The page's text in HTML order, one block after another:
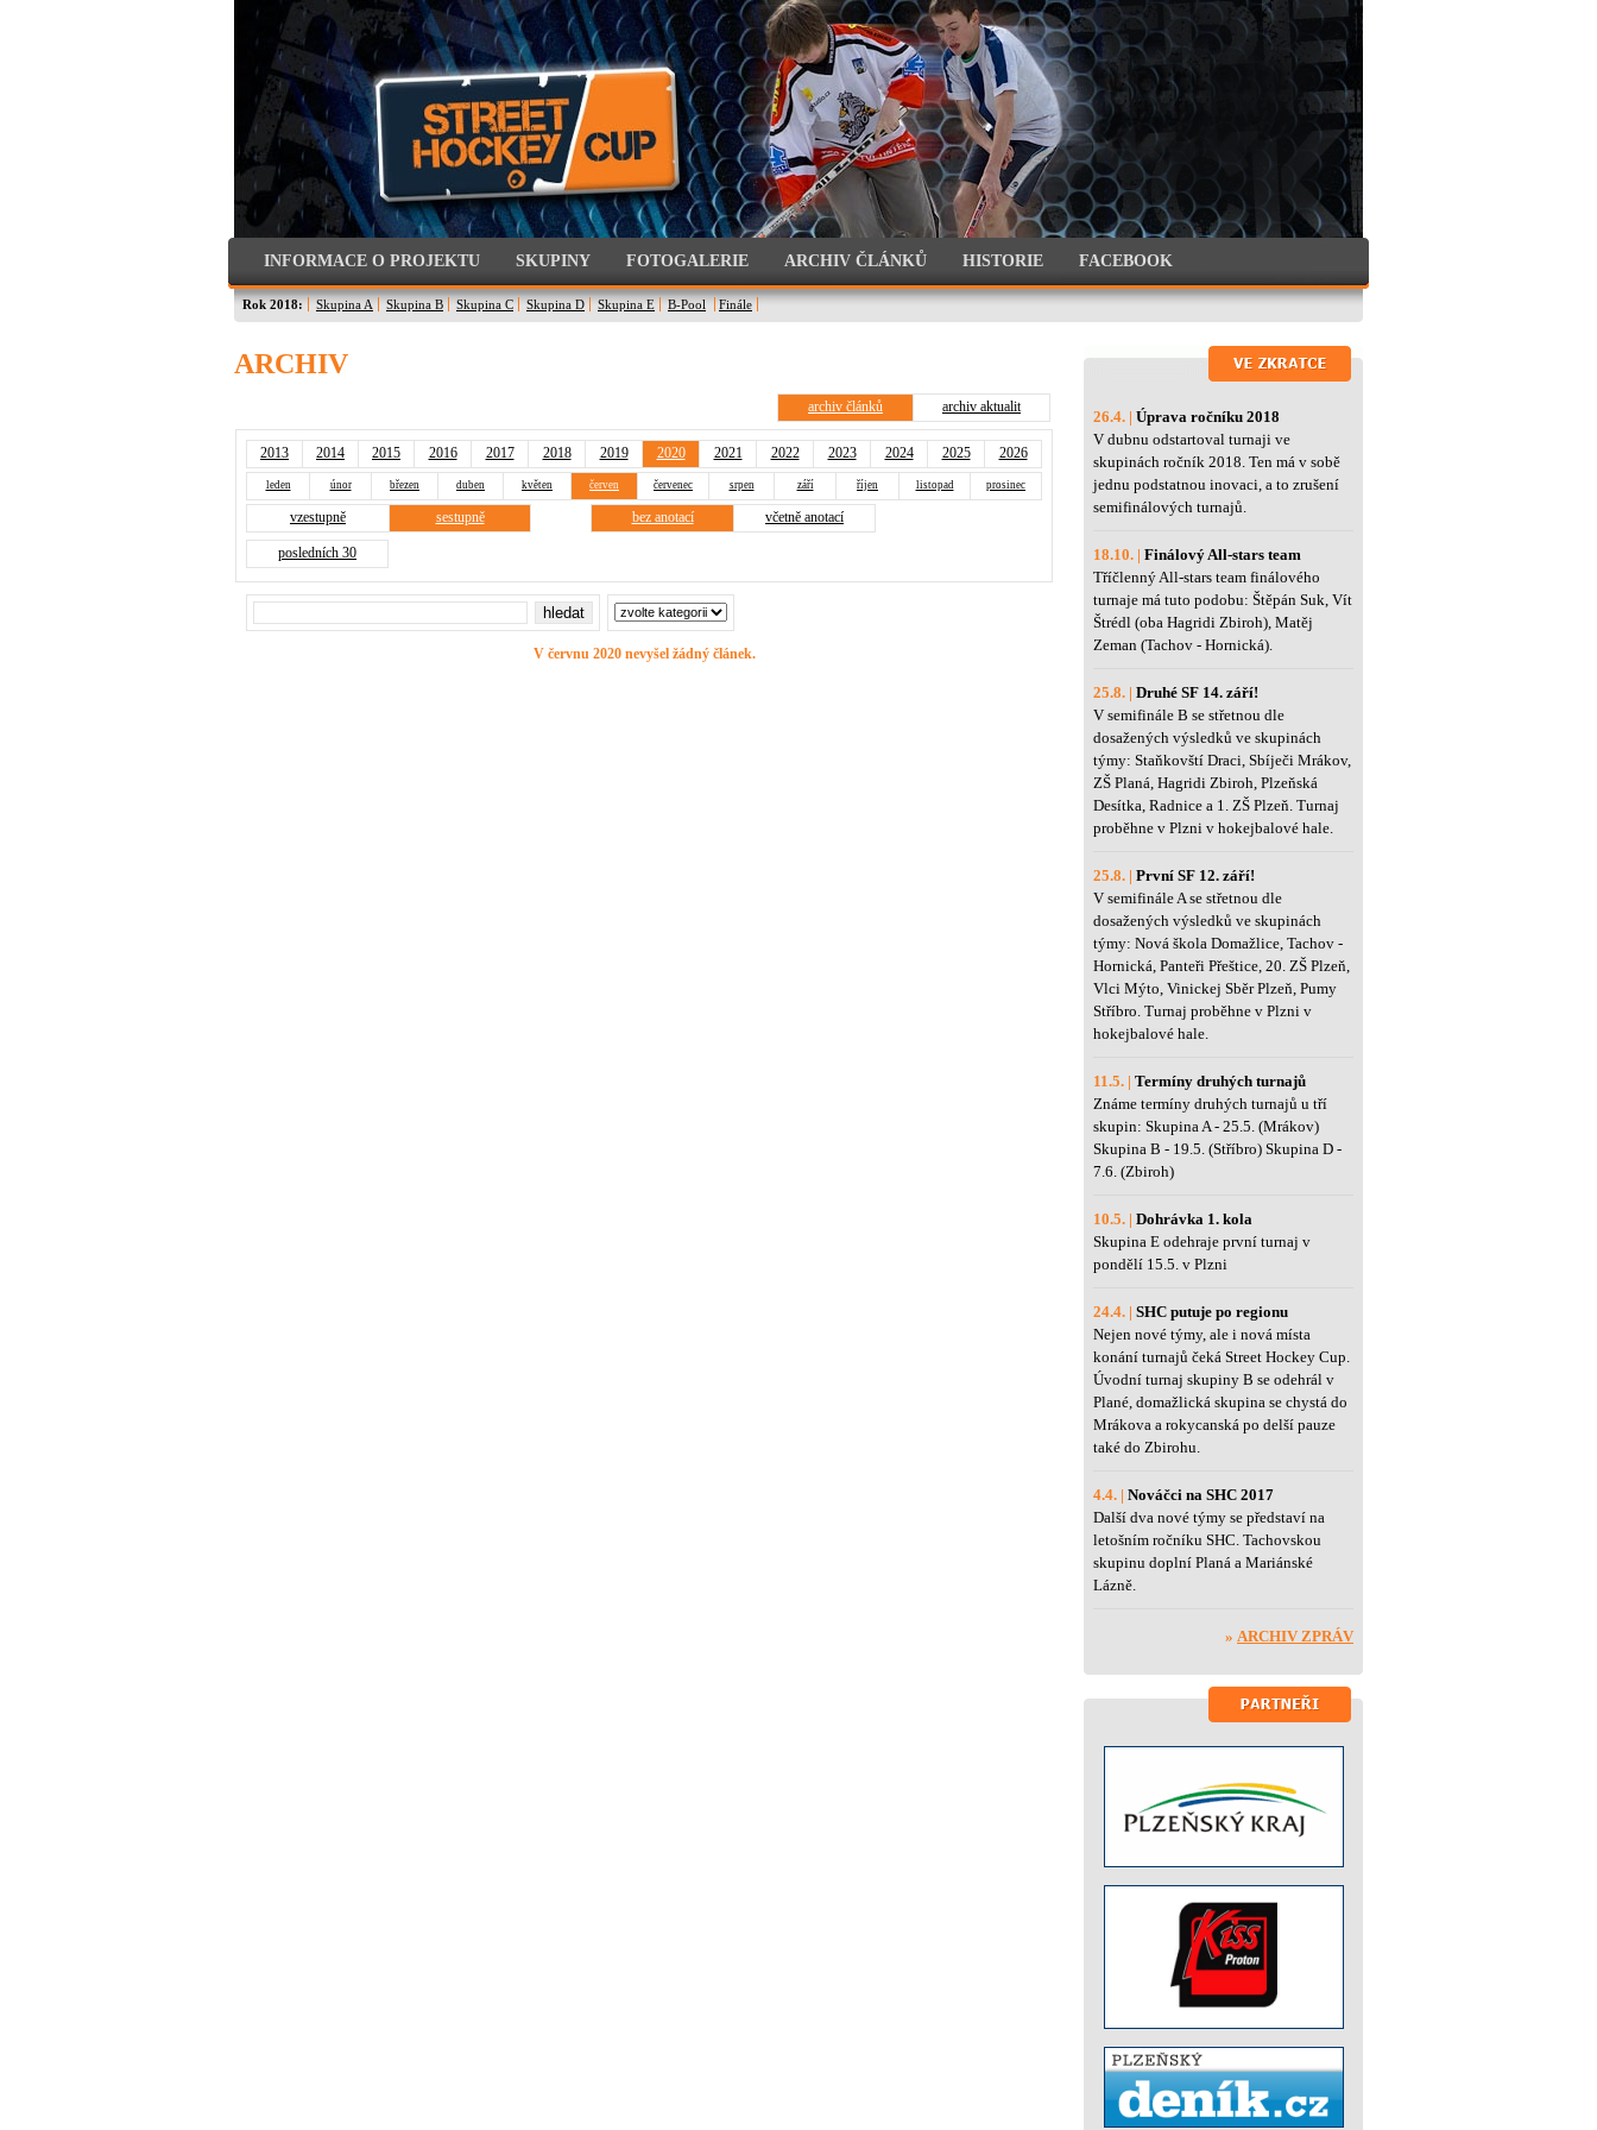
INFORMACE O PROJEKTU SKUPINY FOTOGALERIE ARCHIV ČLÁNKŮ HISTORIE FACEBOOK
Rok 2018: Skupina A Skupina B Skupina C Skupina D Skupina E B-Pool Finále
ARCHIV
archiv článků archiv aktualit
2013 2014 2015 2016 2017 2018 2019 2020 2021 2022 2023 2024 2025 2026
leden únor březen duben květen červen červenec srpen září říjen listopad prosinec
vzestupně sestupně bez anotací včetně anotací
posledních 30
V červnu 2020 nevyšel žádný článek.
26.4. | Úprava ročníku 2018
V dubnu odstartoval turnaji ve
skupinách ročník 2018. Ten má v sobě
jednu podstatnou inovaci, a to zrušení
semifinálových turnajů.
18.10. | Finálový All-stars team
Tříčlenný All-stars team finálového
turnaje má tuto podobu: Štěpán Suk, Vít
Štrédl (oba Hagridi Zbiroh), Matěj
Zeman (Tachov - Hornická).
25.8. | Druhé SF 14. září!
V semifinále B se střetnou dle
dosažených výsledků ve skupinách
týmy: Staňkovští Draci, Sbíječi Mrákov,
ZŠ Planá, Hagridi Zbiroh, Plzeňská
Desítka, Radnice a 1. ZŠ Plzeň. Turnaj
proběhne v Plzni v hokejbalové hale.
25.8. | První SF 12. září!
V semifinále A se střetnou dle
dosažených výsledků ve skupinách
týmy: Nová škola Domažlice, Tachov -
Hornická, Panteři Přeštice, 20. ZŠ Plzeň,
Vlci Mýto, Vinickej Sběr Plzeň, Pumy
Stříbro. Turnaj proběhne v Plzni v
hokejbalové hale.
11.5. | Termíny druhých turnajů
Známe termíny druhých turnajů u tří
skupin: Skupina A - 25.5. (Mrákov)
Skupina B - 19.5. (Stříbro) Skupina D -
7.6. (Zbiroh)
10.5. | Dohrávka 1. kola
Skupina E odehraje první turnaj v
pondělí 15.5. v Plzni
24.4. | SHC putuje po regionu
Nejen nové týmy, ale i nová místa
konání turnajů čeká Street Hockey Cup.
Úvodní turnaj skupiny B se odehrál v
Plané, domažlická skupina se chystá do
Mrákova a rokycanská po delší pauze
také do Zbirohu.
4.4. | Nováčci na SHC 2017
Další dva nové týmy se představí na
letošním ročníku SHC. Tachovskou
skupinu doplní Planá a Mariánské
Lázně.
» ARCHIV ZPRÁV